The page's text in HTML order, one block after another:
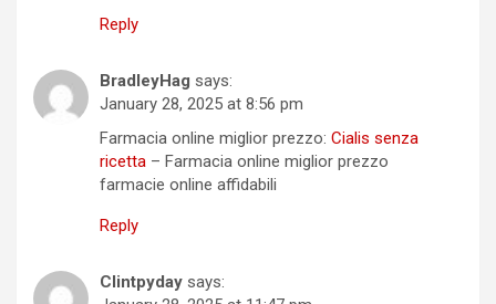
Reply
BradleyHag says:
January 28, 2025 at 8:56 pm
Farmacia online miglior prezzo: Cialis senza
ricetta – Farmacia online miglior prezzo
farmacie online affidabili
Reply
Clintpyday says: